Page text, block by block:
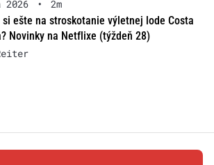
•
2m
si ešte na stroskotanie výletnej lode Costa
Novinky na Netflixe (týždeň 28)